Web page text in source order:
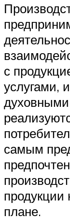
с
услугами,
самым
продукции
плане.